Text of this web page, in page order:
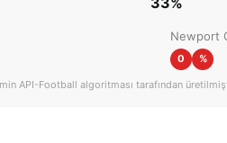
Newport
0 %
API-Football algoritması tarafından